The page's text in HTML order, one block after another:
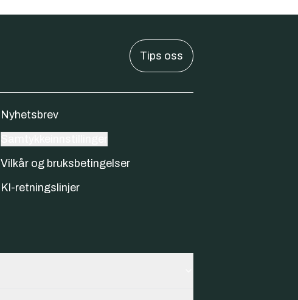
Tips oss
Nyhetsbrev
Vilkår og bruksbetingelser
KI-retningslinjer